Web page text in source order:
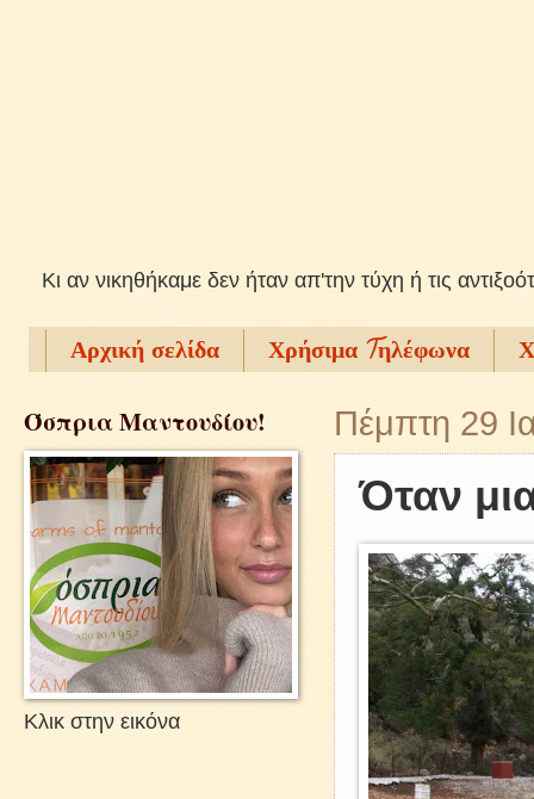
Kι αν νικηθήκαμε δεν ήταν απ'την τύχη ή τις
Αρχική σελίδα Χρήσιμα Tηλέφωνα
Πέμπτη 29
Όταν
Όσπρια Μαντουδίου!
Κλικ στην εικόνα